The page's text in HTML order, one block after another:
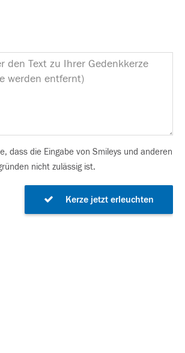
dass die Eingabe von Smileys und anderen
nicht zulässig ist.
Kerze jetzt erleuchten